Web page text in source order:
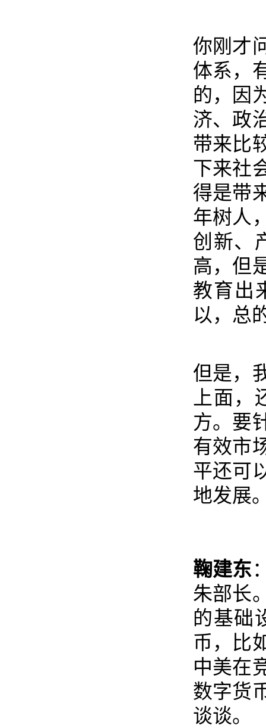
你刚才
体系，
的，因
济、政
带来比
下来社
得是带
年树人
创新、
高，但
教育出
以，总
但是，
上面
方。要
有效市
平还可
地发展
鞠建东
朱部长
的基础
币，比
中美在
数字货
谈谈。